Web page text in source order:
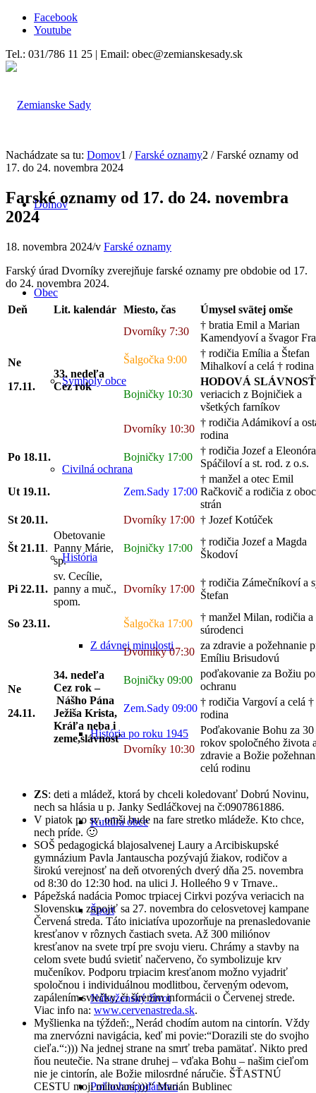
Facebook
Youtube
Tel.: 031/786 11 25 | Email: obec@zemianskesady.sk
Domov
Obec
Symboly obce
Civilná ochrana
História
Z dávnej minulosti
História po roku 1945
Kultúra obce
Šport
Náboženský život
Poľnohospodárstvo
Nachádzate sa tu: Domov1 / Farské oznamy2 / Farské oznamy od
17. do 24. novembra 2024
Farské oznamy od 17. do 24. novembra
2024
18. novembra 2024/v Farské oznamy
Farský úrad Dvorníky zverejňuje farské oznamy pre obdobie od 17.
do 24. novembra 2024.
Deň Lit. kalendár Miesto, čas Úmysel svätej omše
Ne
17.11.
33. nedeľa
Cez rok
Dvorníky 7:30
† bratia Emil a Marian
Kamendyoví a švagor
Šalgočka 9:00
† rodičia Emília a Štefan
Mihalkoví a celá † rodina
Bojničky 10:30
HODOVÁ
veriacich z Bojničiek a
všetkých farníkov
Dvorníky 10:30
† rodičia Adámikoví a
rodina
Po 18.11. Bojničky 17:00
† rodičia Jozef a Eleonóra
Spáčiloví a st. rod. z o.s.
Ut 19.11. Zem.Sady 17:00
† manžel a otec Emil
Račkovič a rodičia z
strán
St 20.11. Dvorníky 17:00 † Jozef Kotúček
Št 21.11.
Obetovanie
Panny Márie,
sp.
Bojničky 17:00
† rodičia Jozef a Magda
Škodoví
Pi 22.11.
sv. Cecílie,
panny a muč.,
spom.
Dvorníky 17:00
† rodičia Zámečníkoví a
Štefan
So 23.11. Šalgočka 17:00
† manžel Milan, rodičia a
súrodenci
Ne
24.11.
34. nedeľa
Cez rok –
Nášho Pána
Ježiša Krista,
Kráľa neba i
zeme,slávnosť
Dvorníky 07:30
za zdravie a požehnanie
Emíliu Brisudovú
Bojničky 09:00
poďakovanie za Božiu
ochranu
Zem.Sady 09:00
† rodičia Vargoví a celá †
rodina
Dvorníky 10:30
Poďakovanie Bohu za 30
rokov spoločného života
zdravie a Božie
celú rodinu
ZS: deti a mládež, ktorá by chceli koledovanť Dobrú Novinu,
nech sa hlásia u p. Janky Sedláčkovej na č:0907861886.
V piatok po sv. omši bude na fare stretko mládeže. Kto chce,
nech príde. 🙂
SOŠ pedagogická blajosalvenej Laury a Arcibiskupské
gymnázium Pavla Jantauscha pozývajú žiakov, rodičov a
širokú verejnosť na deň otvorených dverý dňa 25. novembra
od 8:30 do 12:30 hod. na ulici J. Holleého 9 v Trnave..
Pápežská nadácia Pomoc trpiacej Cirkvi pozýva veriacich na
Slovensku, zapojiť sa 27. novembra do celosvetovej kampane
Červená streda. Táto iniciatíva upozorňuje na prenasledovanie
kresťanov v rôznych častiach sveta. Až 300 miliónov
kresťanov na svete trpí pre svoju vieru. Chrámy a stavby na
celom svete budú svietiť načerveno, čo symbolizuje krv
mučeníkov. Podporu trpiacim kresťanom možno vyjadriť
spoločnou i individuálnou modlitbou, červeným odevom,
zapálením sviečky, či šírením informácii o Červenej strede.
Viac info na: www.cervenastreda.sk.
Myšlienka na týždeň: Nerád chodím autom na cintorín. Vždy
ma znervózni navigácia, keď mi povie:“Dorazili ste do svojho
cieľa.“:))) Na jednej strane na smrť treba pamätať. Nikto pred
ňou neutečie. Na strane druhej – vďaka Bohu – našim cieľom
nie je cintorín, ale Božie milosrdné náručie. ŠŤASTNÚ
CESTU moji milovaní:)))“Marián Bublinec